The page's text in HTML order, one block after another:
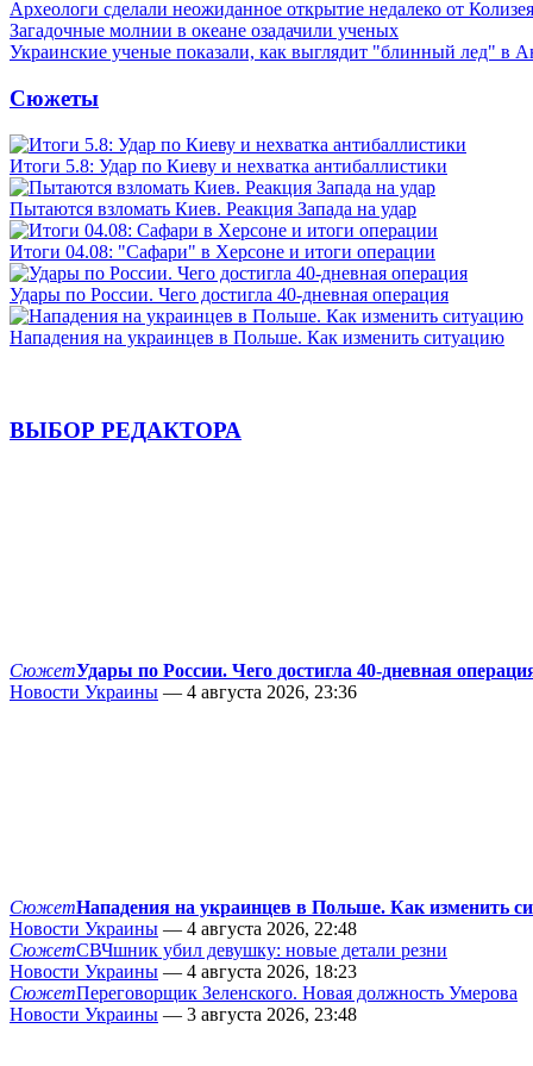
Археологи сделали неожиданное открытие недалеко от Колизея
Загадочные молнии в океане озадачили ученых
Украинские ученые показали, как выглядит "блинный лед" в
Сюжеты
Итоги 5.8: Удар по Киеву и нехватка антибаллистики
Пытаются взломать Киев. Реакция Запада на удар
Итоги 04.08: "Сафари" в Херсоне и итоги операции
Удары по России. Чего достигла 40-дневная операция
Нападения на украинцев в Польше. Как изменить ситуацию
ВЫБОР РЕДАКТОРА
СюжетУдары по России. Чего достигла 40-дневная
Новости Украины — 4 августа 2026, 23:36
СюжетНападения на украинцев в Польше. Как изменить
Новости Украины — 4 августа 2026, 22:48
СюжетСВЧшник убил девушку: новые детали резни
Новости Украины — 4 августа 2026, 18:23
СюжетПереговорщик Зеленского. Новая должность Умерова
Новости Украины — 3 августа 2026, 23:48